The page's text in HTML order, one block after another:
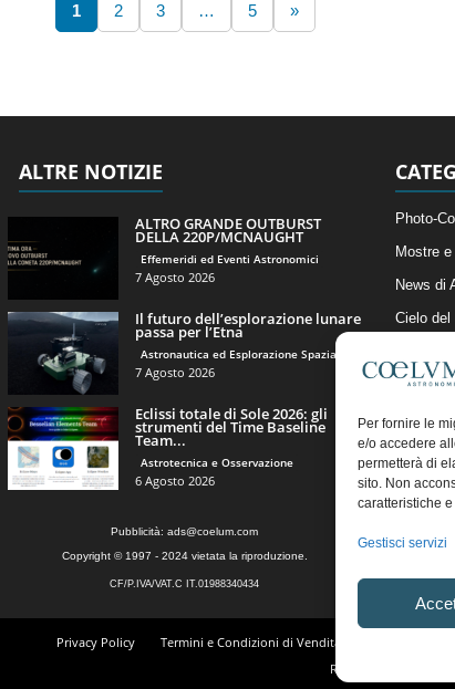
Per fornire le
e/o accedere
permetterà di
sito. Non
caratteristiche
Gestisci servizi
1 2 3 … 5 »
ALTRE NOTIZIE
ALTRO GRANDE OUTBURST
DELLA 220P/MCNAUGHT
Effemeridi ed Eventi Astronomici
7 Agosto 2026
Il futuro dell’esplorazione lunare
passa per l’Etna
Astronautica ed Esplorazione Spaziale
7 Agosto 2026
Eclissi totale di Sole 2026: gli
strumenti del Time Baseline
Team...
Astrotecnica e Osservazione
6 Agosto 2026
Photo-
Mostre
News di
Cielo del
Articoli e
Il Blog
Pubblicità: ads@coelum.com
Copyright © 1997 - 2024 vietata la riproduzione.
CF/P.IVA/VAT.C IT.01988340434
Privacy Policy Termini e Condizioni di Vendita
Regolamento